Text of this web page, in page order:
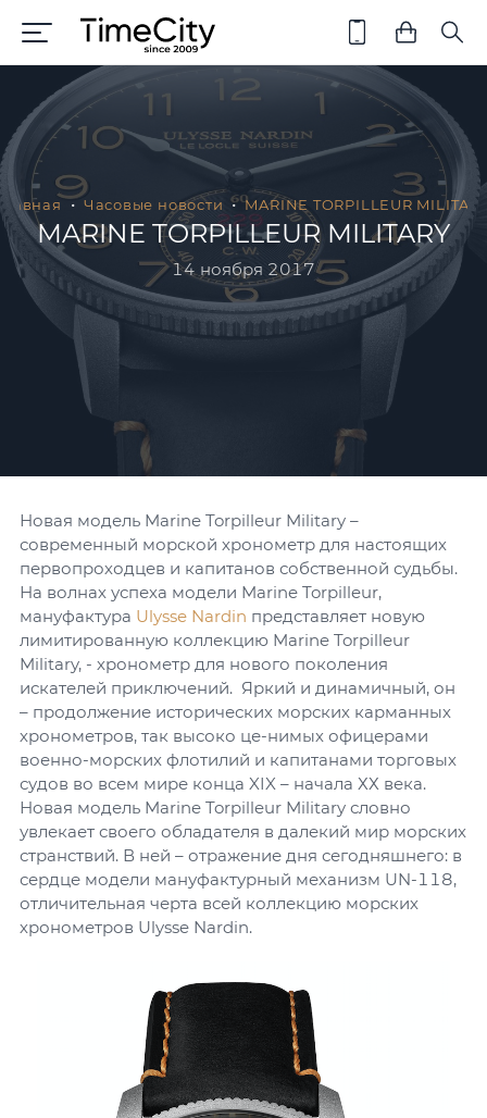
Часовые новости MARINE TORPILLEUR
MARINE TORPILLEUR MILITARY
14 ноября 2017
Новая модель Marine Torpilleur Military –
современный морской хронометр для настоящих
первопроходцев и капитанов собственной судьбы.
На волнах успеха модели Marine Torpilleur,
мануфактура Ulysse Nardin представляет новую
лимитированную коллекцию Marine Torpilleur
Military, - хронометр для нового поколения
искателей приключений. Яркий и динамичный, он
– продолжение исторических морских карманных
хронометров, так высоко це-нимых офицерами
военно-морских флотилий и капитанами торговых
судов во всем мире конца XIX – начала ХХ века.
Новая модель Marine Torpilleur Military словно
увлекает своего обладателя в далекий мир морских
странствий. В ней – отражение дня сегодняшнего: в
сердце модели мануфактурный механизм UN-118,
отличительная черта всей коллекцию морских
хронометров Ulysse Nardin.